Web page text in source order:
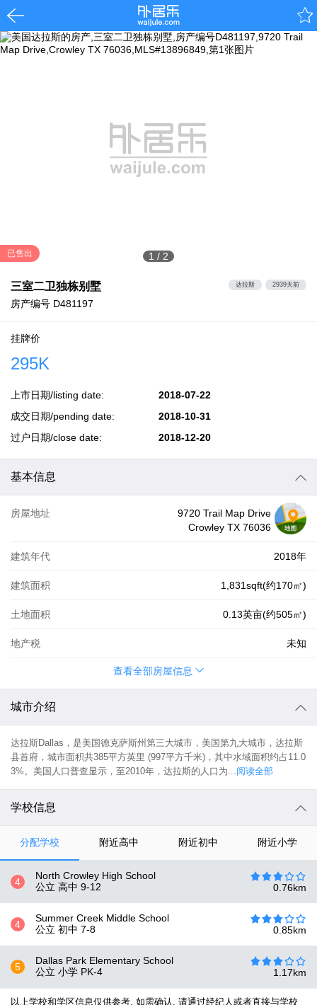
1 / 2
已售出
三室二卫独栋别墅
房产编号 D481197
达拉斯 2939天前
挂牌价
295K
上市日期/listing date:
成交日期/pending date:
过户日期/close date:
2018-07-22
2018-10-31
2018-12-20
基本信息
房屋地址
9720 Trail Map Drive
Crowley TX 76036
建筑年代 2018年
建筑面积 1,831sqft(约170㎡)
土地面积 0.13英亩(约505㎡)
地产税 未知
查看全部房屋信息
城市介绍
达拉斯Dallas，是美国德克萨斯州第三大城市，美国第九大城市，达拉斯
县首府，城市面积共385平方英里 (997平方千米)，其中水域面积约占11.0
3%。美国人口普查显示，至2010年，达拉斯的人口为...阅读全部
学校信息
分配学校 附近高中 附近初中 附近小学
4
North Crowley High School
公立 高中 9-12 0.76km
4
Summer Creek Middle School
公立 初中 7-8 0.85km
5
Dallas Park Elementary School
公立 小学 PK-4 1.17km
以上学校和学区信息仅供参考, 如需确认, 请通过经纪人或者直接与学校